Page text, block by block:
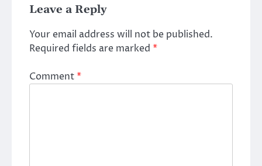
Leave a Reply
Your email address will not be published.
Required fields are marked *
Comment*